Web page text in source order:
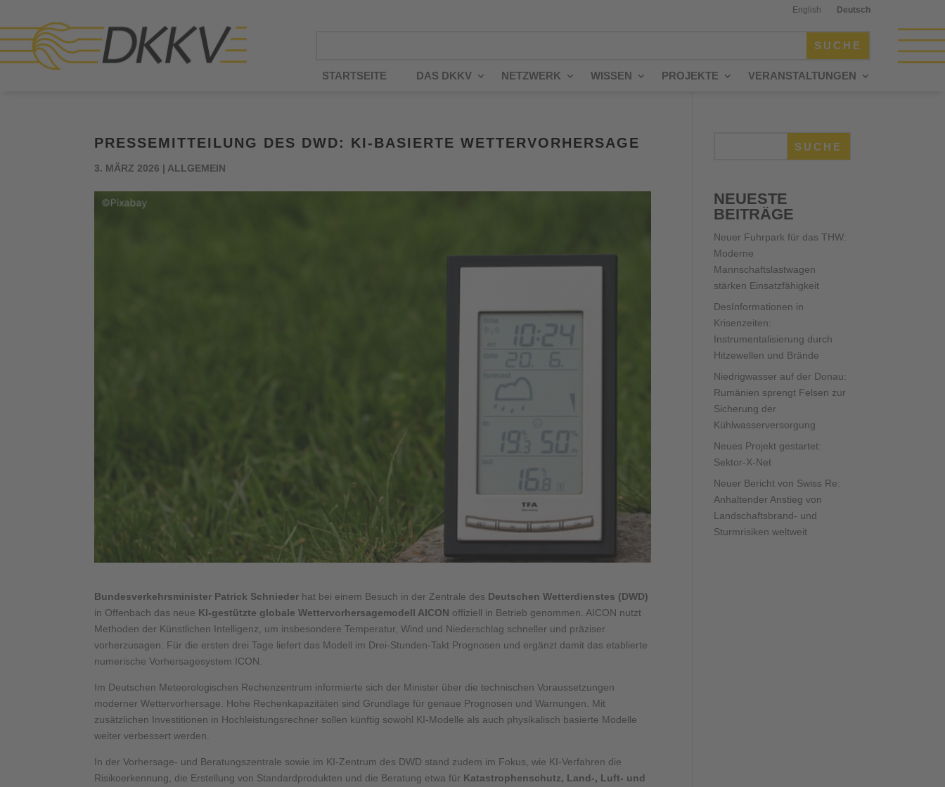
English Deutsch
STARTSEITE DAS DKKV NETZWERK WISSEN PROJEKTE VERANSTALTUNGEN
PRESSEMITTEILUNG DES DWD: KI-BASIERTE WETTERVORHERSAGE
3. MÄRZ 2026 | ALLGEMEIN
Bundesverkehrsminister Patrick Schnieder hat bei einem Besuch in der Zentrale des Deutschen Wetterdienstes (DWD)
in Offenbach das neue KI-gestützte globale Wettervorhersagemodell AICON offiziell in Betrieb genommen. AICON nutzt
Methoden der Künstlichen Intelligenz, um insbesondere Temperatur, Wind und Niederschlag schneller und präziser
vorherzusagen. Für die ersten drei Tage liefert das Modell im Drei-Stunden-Takt Prognosen und ergänzt damit das etablierte
numerische Vorhersagesystem ICON.
Im Deutschen Meteorologischen Rechenzentrum informierte sich der Minister über die technischen Voraussetzungen
moderner Wettervorhersage. Hohe Rechenkapazitäten sind Grundlage für genaue Prognosen und Warnungen. Mit
zusätzlichen Investitionen in Hochleistungsrechner sollen künftig sowohl KI-Modelle als auch physikalisch basierte Modelle
weiter verbessert werden.
In der Vorhersage- und Beratungszentrale sowie im KI-Zentrum des DWD stand zudem im Fokus, wie KI-Verfahren die
Risikoerkennung, die Erstellung von Standardprodukten und die Beratung etwa für Katastrophenschutz, Land-, Luft- und
SUCHE
NEUESTE
BEITRÄGE
Neuer Fuhrpark für das THW:
Moderne
Mannschaftslastwagen
stärken Einsatzfähigkeit
DesInformationen in
Krisenzeiten:
Instrumentalisierung durch
Hitzewellen und Brände
Niedrigwasser auf der Donau:
Rumänien sprengt Felsen zur
Sicherung der
Kühlwasserversorgung
Neues Projekt gestartet:
Sektor-X-Net
Neuer Bericht von Swiss Re:
Anhaltender Anstieg von
Landschaftsbrand- und
Sturmrisiken weltweit